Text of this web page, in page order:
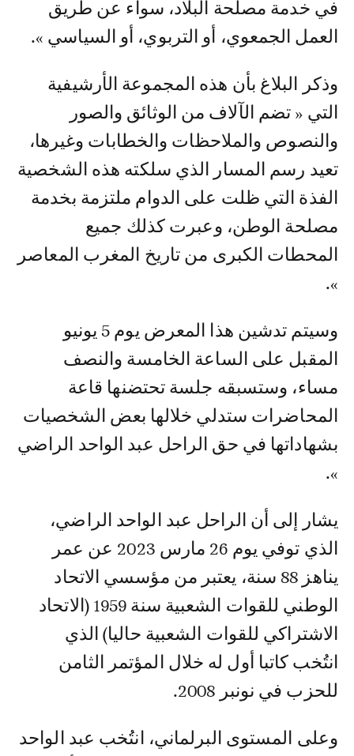
في خدمة مصلحة البلاد، سواء عن طريق
العمل الجمعوي، أو التربوي، أو السياسي ».
وذكر البلاغ بأن هذه المجموعة الأرشيفية
التي « تضم الآلاف من الوثائق والصور
والنصوص والملاحظات والخطابات وغيرها،
تعيد رسم المسار الذي سلكته هذه الشخصية
الفذة التي ظلت على الدوام ملتزمة بخدمة
مصلحة الوطن، وعبرت كذلك جميع
المحطات الكبرى من تاريخ المغرب المعاصر
».
وسيتم تدشين هذا المعرض يوم 5 يونيو
المقبل على الساعة الخامسة والنصف
مساء، وستسبقه جلسة تحتضنها قاعة
المحاضرات ستدلي خلالها بعض الشخصيات
بشهاداتها في حق الراحل عبد الواحد الراضي
».
يشار إلى أن الراحل عبد الواحد الراضي،
الذي توفي يوم 26 مارس 2023 عن عمر
يناهز 88 سنة، يعتبر من مؤسسي الاتحاد
الوطني للقوات الشعبية سنة 1959 (الاتحاد
الاشتراكي للقوات الشعبية حاليا) الذي
انتُخب كاتبا أول له خلال المؤتمر الثامن
للحزب في نونبر 2008.
وعلى المستوى البرلماني، انتُخب عبد الواحد